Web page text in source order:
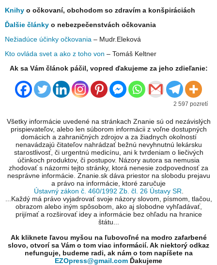
Knihy o očkovaní, obchodom so zdravím a konšpiráciách
Ďalšie články o nebezpečenstvách očkovania
Nežiadúce účinky očkovania – Mudr.Eleková
Kto ovláda svet a ako z toho von – Tomáš Keltner
Ak sa Vám článok páčil, vopred ďakujeme za jeho zdieľanie:
2 597 pozretí
Všetky informácie uvedené na stránkach Znanie sú od nezávislých
prispievateľov, alebo len súborom informácii z voľne dostupných
domácich a zahraničných zdrojov a za žiadnych okolností
nenavádzajú čitateľov nahrádzať bežnú nevyhnutnú lekársku
starostlivosť, či urgentnú medicínu, ani k tvrdeniam o liečivých
účinkoch produktov, či postupov. Názory autora sa nemusia
zhodovať s názormi tejto stránky, ktorá nenesie zodpovednosť za
nesprávne informácie. Znanie.sk dáva priestor na slobodu prejavu
a právo na informácie, ktoré zaručuje
Ústavný zákon č. 460/1992 Zb. čl. 26 Ústavy SR
...Každý má právo vyjadrovať svoje názory slovom, písmom, tlačou,
obrazom alebo iným spôsobom, ako aj slobodne vyhľadávať,
prijímať a rozširovať idey a informácie bez ohľadu na hranice
štátu...
Ak kliknete ľavou myšou na ľubovoľné na modro zafarbené
slovo, otvorí sa Vám o tom viac informácií. Ak niektorý odkaz
nefunguje, budeme radi, ak nám o tom napíšete na
EZOpress@gmail.com Ďakujeme